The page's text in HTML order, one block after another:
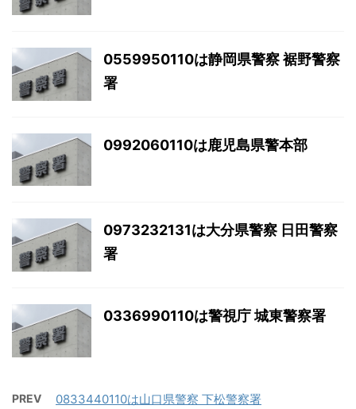
0559950110は静岡県警察 裾野警察
署
0992060110は鹿児島県警本部
0973232131は大分県警察 日田警察
署
0336990110は警視庁 城東警察署
PREV 0833440110は山口県警察 下松警察署